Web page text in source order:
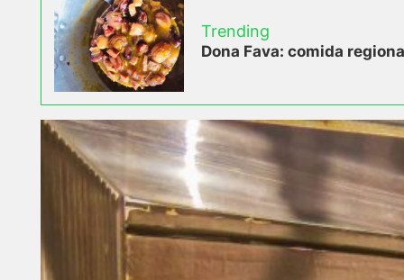
Trending
Dona Fava: comida